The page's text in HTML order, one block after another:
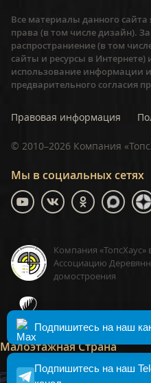
Мы в социальных сетях
Компания «ТопсХаус»
Ассоциацию
домостроения
Малоэтажная Страна
Все материалы данного сайта
права (в том числе дизайн).
распространиение (в том
сайты и ресурсы в Интернете)
использование информации и
предварительного согласия
Правовая информация
© 2010–2026 Компания
Подпишитесь на наш
Подпишитесь на наш